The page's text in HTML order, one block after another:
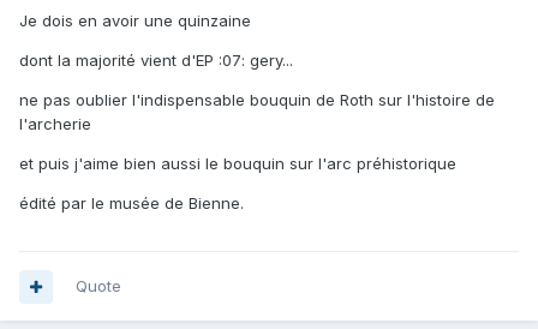
Je dois en avoir une quinzaine
dont la majorité vient d'EP :07: gery...
ne pas oublier l'indispensable bouquin de Roth sur l'histoire de
l'archerie
et puis j'aime bien aussi le bouquin sur l'arc préhistorique
édité par le musée de Bienne.
Quote